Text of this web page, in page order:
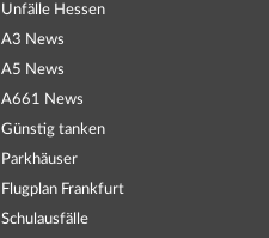
Unfälle Hessen
A3 News
A5 News
A661 News
Günstig tanken
Parkhäuser
Flugplan Frankfurt
Schulausfälle